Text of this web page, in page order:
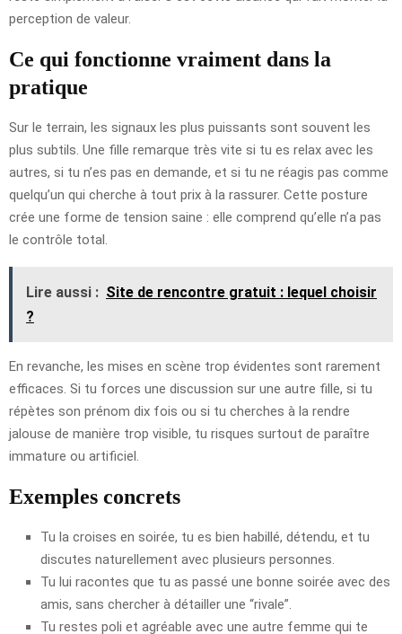
perception de valeur.
Ce qui fonctionne vraiment dans la
pratique
Sur le terrain, les signaux les plus puissants sont souvent les
plus subtils. Une fille remarque très vite si tu es relax avec les
autres, si tu n’es pas en demande, et si tu ne réagis pas comme
quelqu’un qui cherche à tout prix à la rassurer. Cette posture
crée une forme de tension saine : elle comprend qu’elle n’a pas
le contrôle total.
Lire aussi : Site de rencontre gratuit : lequel choisir
?
En revanche, les mises en scène trop évidentes sont rarement
efficaces. Si tu forces une discussion sur une autre fille, si tu
répètes son prénom dix fois ou si tu cherches à la rendre
jalouse de manière trop visible, tu risques surtout de paraître
immature ou artificiel.
Exemples concrets
Tu la croises en soirée, tu es bien habillé, détendu, et tu
discutes naturellement avec plusieurs personnes.
Tu lui racontes que tu as passé une bonne soirée avec des
amis, sans chercher à détailler une “rivale”.
Tu restes poli et agréable avec une autre femme qui te